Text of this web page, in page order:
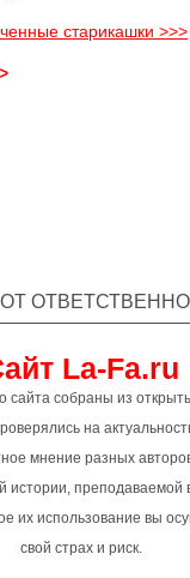
старикашки >>>
La-Fa.ru
сайта собраны из
на
мнение разных
истории, преподаваемой
их использование вы
свой страх и риск.